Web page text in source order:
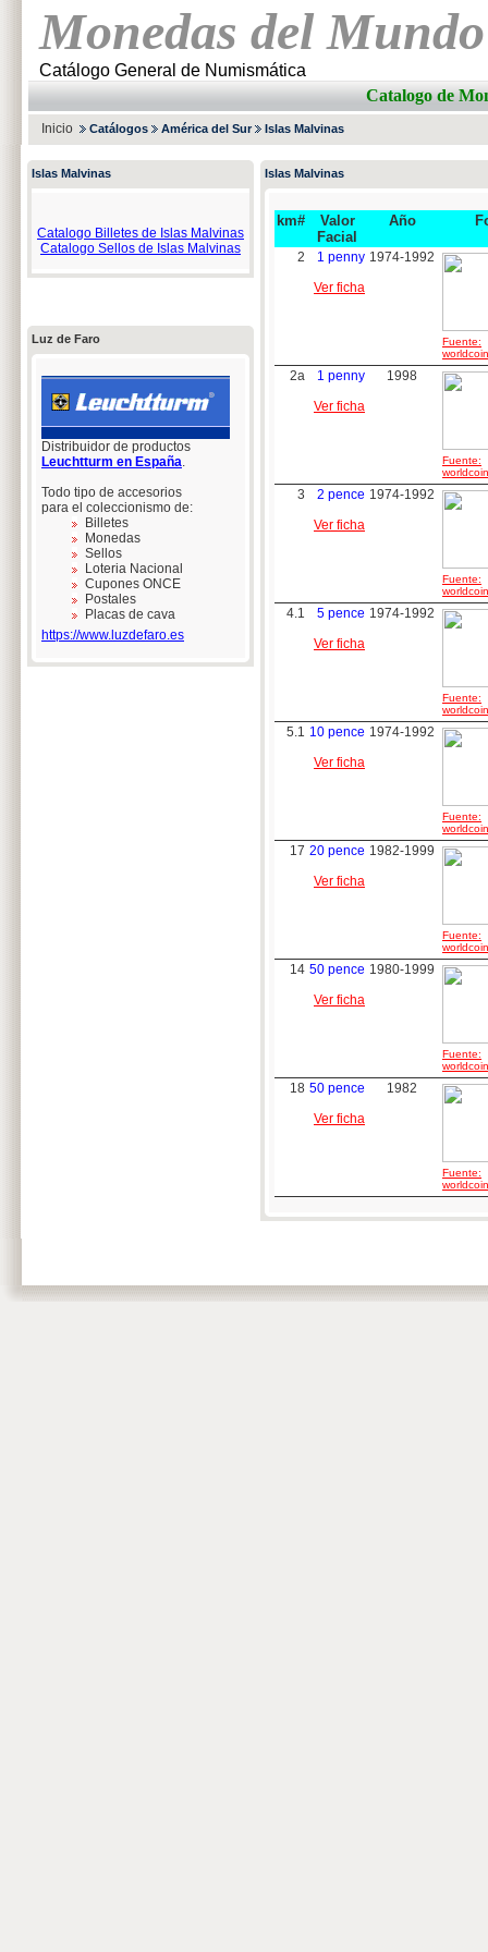
Monedas del Mundo
Catálogo General de Numismática
Catalogo de
Inicio Catálogos América del Sur Islas Malvinas
Islas Malvinas
Catalogo Billetes de Islas Malvinas
Catalogo Sellos de Islas Malvinas
Luz de Faro
Distribuidor de productos
Leuchtturm en España.
Todo tipo de accesorios
para el coleccionismo de:
Billetes
Monedas
Sellos
Loteria Nacional
Cupones ONCE
Postales
Placas de cava
https://www.luzdefaro.es
Islas Malvinas
km#
Valor
Facial
Año
2
1 penny
Ver ficha
1974-1992
Fuente:
2a
1 penny
Ver ficha
1998
Fuente:
3
2 pence
Ver ficha
1974-1992
Fuente:
4.1
5 pence
Ver ficha
1974-1992
Fuente:
5.1 10 pence
Ver ficha
1974-1992
Fuente:
17 20 pence
Ver ficha
1982-1999
Fuente:
14 50 pence
Ver ficha
1980-1999
Fuente:
18 50 pence
Ver ficha
1982
Fuente: